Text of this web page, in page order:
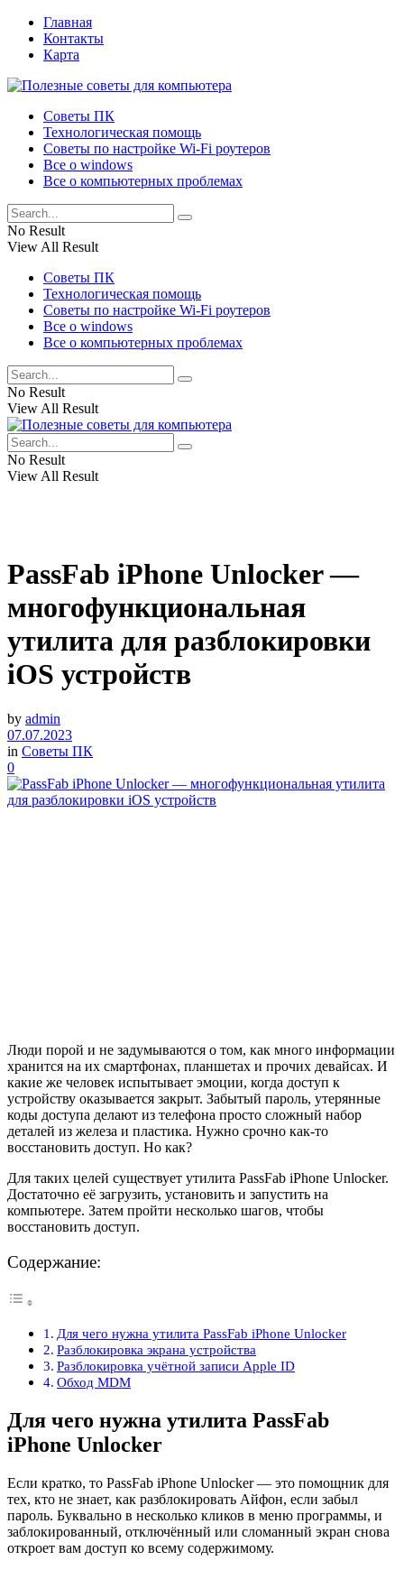
Главная
Контакты
Карта
Советы ПК
Технологическая помощь
Советы по настройке Wi-Fi роутеров
Все о windows
Все о компьютерных проблемах
No Result
View All Result
Советы ПК
Технологическая помощь
Советы по настройке Wi-Fi роутеров
Все о windows
Все о компьютерных проблемах
No Result
View All Result
No Result
View All Result
PassFab iPhone Unlocker —
многофункциональная
утилита для разблокировки
iOS устройств
by admin
07.07.2023
in Советы ПК
0
Люди порой и не задумываются о том, как много информации
хранится на их смартфонах, планшетах и прочих девайсах. И
какие же человек испытывает эмоции, когда доступ к
устройству оказывается закрыт. Забытый пароль, утерянные
коды доступа делают из телефона просто сложный набор
деталей из железа и пластика. Нужно срочно как-то
восстановить доступ. Но как?
Для таких целей существует утилита PassFab iPhone Unlocker.
Достаточно её загрузить, установить и запустить на
компьютере. Затем пройти несколько шагов, чтобы
восстановить доступ.
Содержание:
Для чего нужна утилита PassFab iPhone Unlocker
Разблокировка экрана устройства
Разблокировка учётной записи Apple ID
Обход MDM
Для чего нужна утилита PassFab
iPhone Unlocker
Если кратко, то PassFab iPhone Unlocker — это помощник для
тех, кто не знает, как разблокировать Айфон, если забыл
пароль. Буквально в несколько кликов в меню программы, и
заблокированный, отключённый или сломанный экран снова
откроет вам доступ ко всему содержимому.